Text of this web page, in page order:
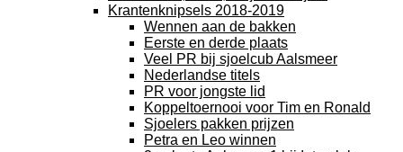
Krantenknipsels 2018-2019
Wennen aan de bakken
Eerste en derde plaats
Veel PR bij sjoelcub Aalsmeer
Nederlandse titels
PR voor jongste lid
Koppeltoernooi voor Tim en Ronald
Sjoelers pakken prijzen
Petra en Leo winnen